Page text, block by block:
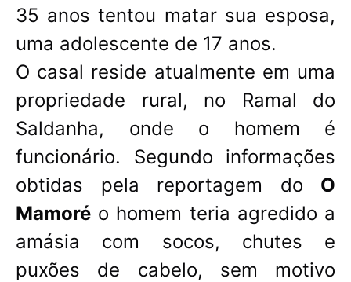
35 anos tentou matar sua esposa,
uma adolescente de 17 anos.
O casal reside atualmente em uma
propriedade rural, no Ramal do
Saldanha, onde o homem é
funcionário. Segundo informações
obtidas pela reportagem do O
Mamoré o homem teria agredido a
amásia com socos, chutes e
puxões de cabelo, sem motivo